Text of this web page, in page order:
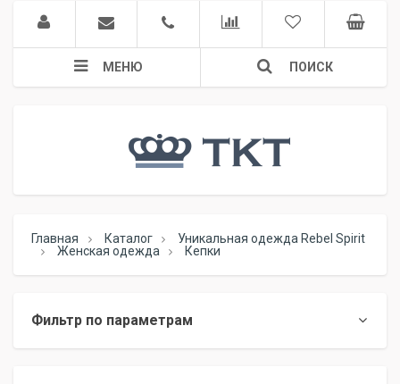
МЕНЮ ПОИСК
Главная Каталог
Уникальная одежда Rebel Spirit
Женская одежда
Кепки
Фильтр по параметрам